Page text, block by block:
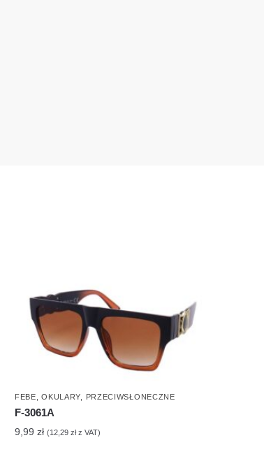
FEBE,OKULARY, PRZECIWSŁONECZNE
F-3061A
9,99 zł (12,29 złz VAT)